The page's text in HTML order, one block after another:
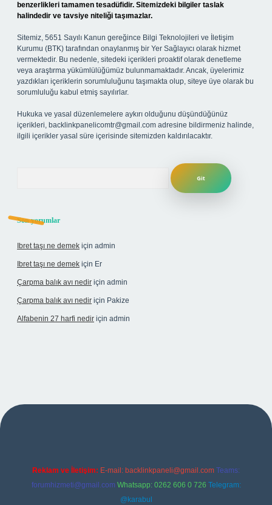
benzerlikleri tamamen tesadüfidir. Sitemizdeki bilgiler taslak
halindedir ve tavsiye niteliği taşımazlar.
Sitemiz, 5651 Sayılı Kanun gereğince Bilgi Teknolojileri ve İletişim
Kurumu (BTK) tarafından onaylanmış bir Yer Sağlayıcı olarak hizmet
vermektedir. Bu nedenle, sitedeki içerikleri proaktif olarak denetleme
veya araştırma yükümlülüğümüz bulunmamaktadır. Ancak, üyelerimiz
yazdıkları içeriklerin sorumluluğunu taşımakta olup, siteye üye olarak bu
sorumluluğu kabul etmiş sayılırlar.
Hukuka ve yasal düzenlemelere aykırı olduğunu düşündüğünüz
içerikleri, backlinkpanelicomtr@gmail.com adresine bildirmeniz halinde,
ilgili içerikler yasal süre içerisinde sitemizden kaldırılacaktır.
Son yorumlar
Ibret taşı ne demek için admin
Ibret taşı ne demek için Er
Çarpma balık avı nedir için admin
Çarpma balık avı nedir için Pakize
Alfabenin 27 harfi nedir için admin
Reklam ve İletişim: E-mail: backlinkpaneli@gmail.com Teams:
forumhizmeti@gmail.com Whatsapp: 0262 606 0 726 Telegram:
@karabul